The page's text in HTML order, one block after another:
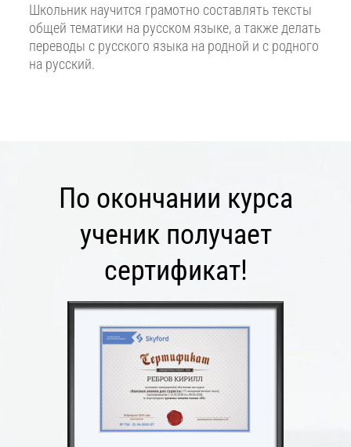
Школьник научится грамотно составлять тексты
общей тематики на русском языке, а также делать
переводы с русского языка на родной и с родного
на русский.
По окончании курса
ученик получает
сертификат!